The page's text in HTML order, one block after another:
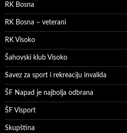
RK Bosna
RK Bosna – veterani
RK Visoko
Šahovski klub Visoko
Savez za sport i rekreaciju invalida
ŠF Napad je najbolja odbrana
ŠF Visport
Skupština